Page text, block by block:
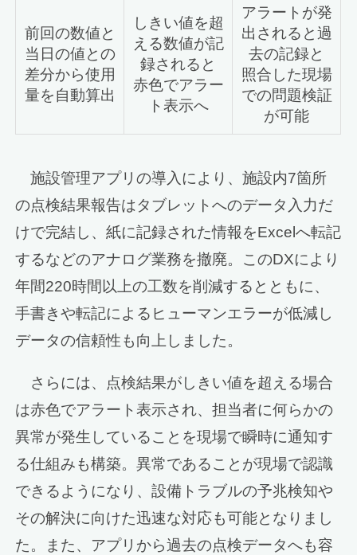
前回の数値と
当日の値との
差分から使用
量を自動算出
しきい値を超
える数値が記
録されると
赤色でアラー
ト表示へ
アラートが発
出されると過
去の記録と
照合した現場
での問題検証
が可能
施設管理アプリの導入により、施設内7箇所
の点検結果報告はタブレットへのデータ入力だ
けで完結し、紙に記録された情報をExcelへ転記
するなどのアナログ業務を撤廃。このDXにより
年間220時間以上の工数を削減するとともに、
手書きや転記によるヒューマンエラーが低減し
データの信頼性も向上しました。
さらには、点検結果がしきい値を超える場合
は赤色でアラート表示され、担当者に何らかの
異常が発生していることを現場で瞬時に通知す
る仕組みも構築。異常であることが現場で認識
できるようになり、設備トラブルの予兆検知や
その解決に向けた迅速な対応も可能となりまし
た。また、アプリから過去の点検データへも容